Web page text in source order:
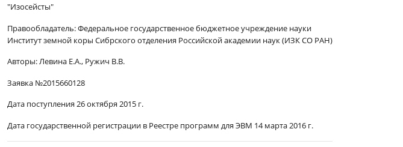
"Изосейсты"
Правообладатель:Федеральное государственное бюджетное учреждение науки
Институт земной коры Сибрского отделения Российской академии наук (ИЗК СО РАН)
Авторы:Левина Е.А., Ружич В.В.
Заявка №2015660128
Дата поступления 26 октября 2015 г.
Дата государственной регистрации в Реестре программ для ЭВМ 14 марта 2016 г.